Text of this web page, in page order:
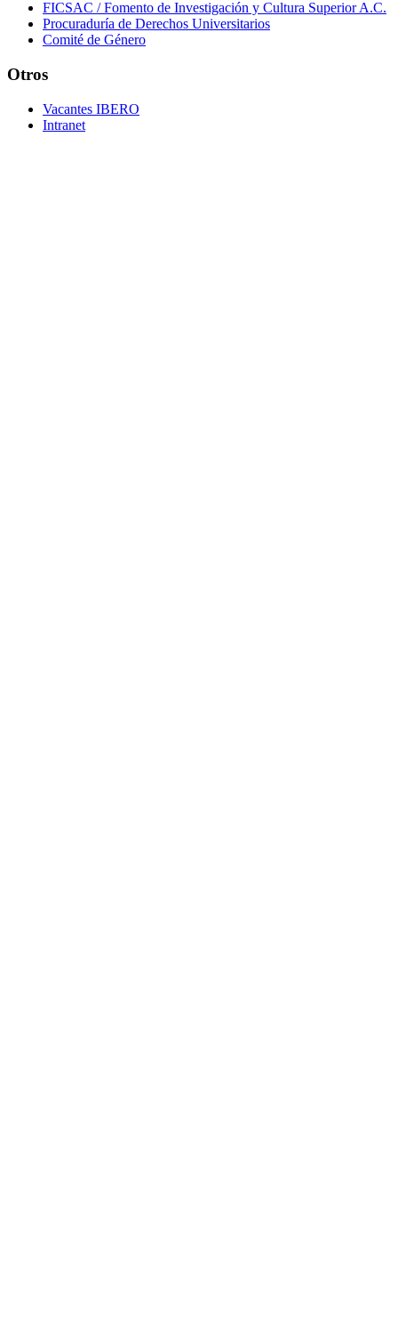
FICSAC / Fomento de Investigación y Cultura Superior A.C.
Procuraduría de Derechos Universitarios
Comité de Género
Otros
Vacantes IBERO
Intranet